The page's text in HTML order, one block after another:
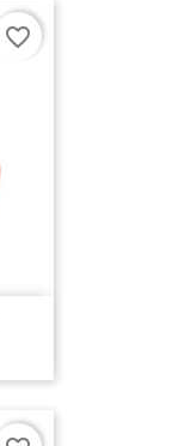
favorite_border